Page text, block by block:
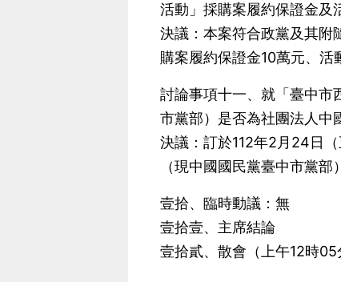
活動」採購案履約保證金及
決議：本案符合政黨及其附
購案履約保證金10萬元、活
討論事項十一、就「臺中市
市黨部）是否為社團法人中
決議：訂於112年2月24日
（現中國國民黨臺中市黨
壹拾、臨時動議：無
壹拾壹、主席結論
壹拾貳、散會（上午12時05